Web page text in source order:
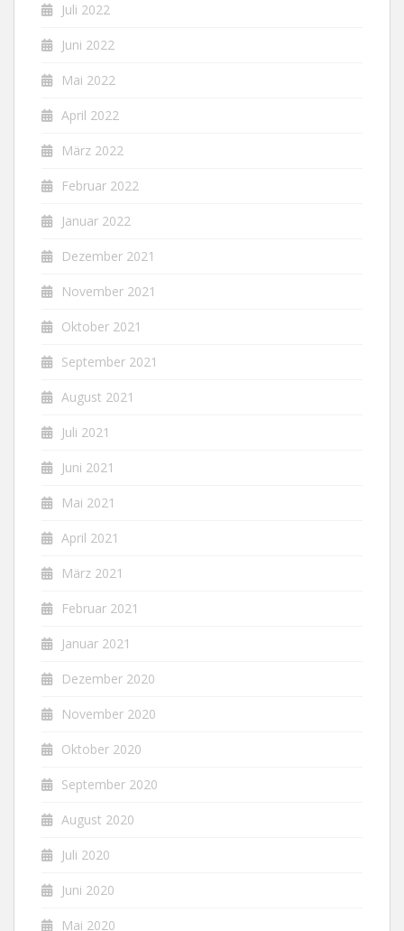
Juli 2022
Juni 2022
Mai 2022
April 2022
März 2022
Februar 2022
Januar 2022
Dezember 2021
November 2021
Oktober 2021
September 2021
August 2021
Juli 2021
Juni 2021
Mai 2021
April 2021
März 2021
Februar 2021
Januar 2021
Dezember 2020
November 2020
Oktober 2020
September 2020
August 2020
Juli 2020
Juni 2020
Mai 2020